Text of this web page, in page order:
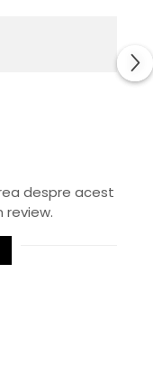
despre acest
review.